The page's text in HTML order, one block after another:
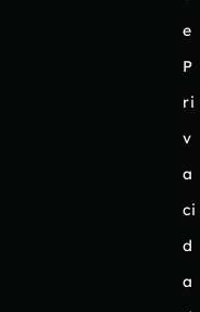
e
P
ri
v
a
ci
d
a